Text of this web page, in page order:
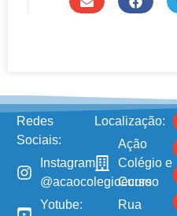
Redes
Sociais:
Instagram:
@acaocolegioecurso
Yotube:
Localização:
Ação
Colégio e
Curso
Rua